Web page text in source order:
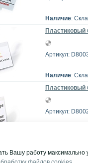
Наличие:
Пластиковый
Артикул:
Наличие:
Пластиковый
Артикул:
Вашу работу максимально